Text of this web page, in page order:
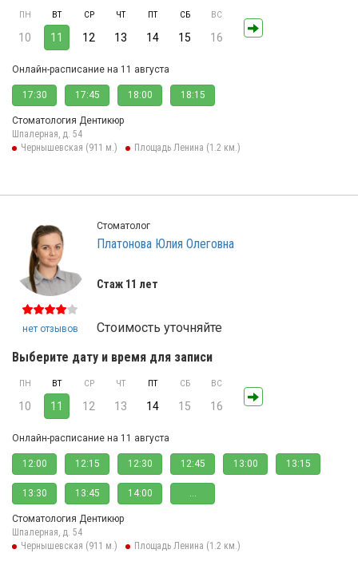
ПН
10
ВТ
11
СР
12
ЧТ
13
ПТ
14
СБ
15
ВС
16
Онлайн-расписание на 11 августа
17:30 17:45 18:00 18:15
Стоматология Дентикюр
Шпалерная, д. 54
Чернышевская (911 м.)
Площадь Ленина (1.2 км.)
нет отзывов
Стоматолог
Платонова Юлия Олеговна
Стаж 11 лет
Стоимость уточняйте
Выберите дату и время для записи
ПН
10
ВТ
11
СР
12
ЧТ
13
ПТ
14
СБ
15
ВС
16
Онлайн-расписание на 11 августа
12:00 12:15 12:30 12:45 13:00 13:15
13:30 13:45 14:00 ...
Стоматология Дентикюр
Шпалерная, д. 54
Чернышевская (911 м.)
Площадь Ленина (1.2 км.)